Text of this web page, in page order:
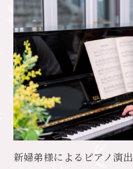
新婦弟様によるピアノ演出